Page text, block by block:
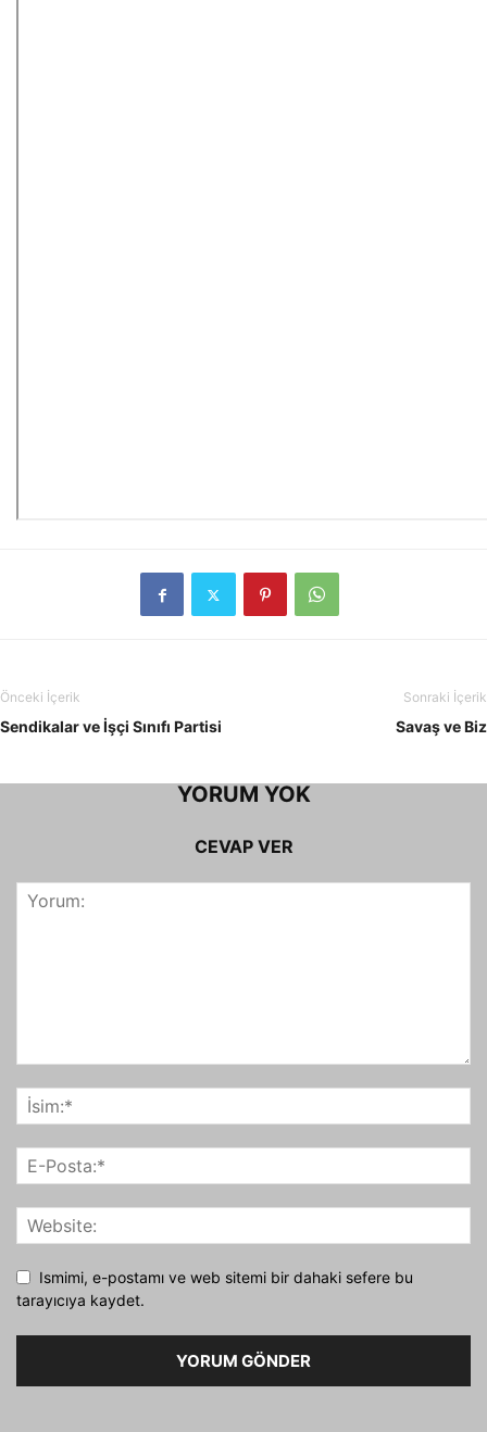
Önceki İçerik
Sendikalar ve İşçi Sınıfı Partisi
Sonraki İçerik
Savaş ve Biz
YORUM YOK
CEVAP VER
Ismimi, e-postamı ve web sitemi bir dahaki sefere bu
tarayıcıya kaydet.